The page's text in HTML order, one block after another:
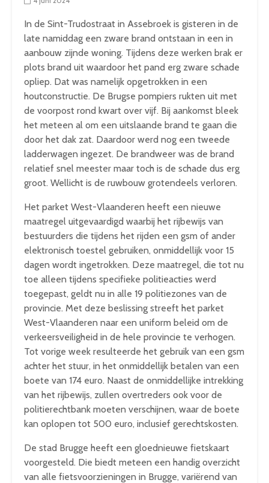
In de Sint-Trudostraat in Assebroek is gisteren in de
late namiddag een zware brand ontstaan in een in
aanbouw zijnde woning. Tijdens deze werken brak er
plots brand uit waardoor het pand erg zware schade
opliep. Dat was namelijk opgetrokken in een
houtconstructie. De Brugse pompiers rukten uit met
de voorpost rond kwart over vijf. Bij aankomst bleek
het meteen al om een uitslaande brand te gaan die
door het dak zat. Daardoor werd nog een tweede
ladderwagen ingezet. De brandweer was de brand
relatief snel meester maar toch is de schade dus erg
groot. Wellicht is de ruwbouw grotendeels verloren.
Het parket West-Vlaanderen heeft een nieuwe
maatregel uitgevaardigd waarbij het rijbewijs van
bestuurders die tijdens het rijden een gsm of ander
elektronisch toestel gebruiken, onmiddellijk voor 15
dagen wordt ingetrokken. Deze maatregel, die tot nu
toe alleen tijdens specifieke politieacties werd
toegepast, geldt nu in alle 19 politiezones van de
provincie. Met deze beslissing streeft het parket
West-Vlaanderen naar een uniform beleid om de
verkeersveiligheid in de hele provincie te verhogen.
Tot vorige week resulteerde het gebruik van een gsm
achter het stuur, in het onmiddellijk betalen van een
boete van 174 euro. Naast de onmiddellijke intrekking
van het rijbewijs, zullen overtreders ook voor de
politierechtbank moeten verschijnen, waar de boete
kan oplopen tot 500 euro, inclusief gerechtskosten.
De stad Brugge heeft een gloednieuwe fietskaart
voorgesteld. Die biedt meteen een handig overzicht
van alle fietsvoorzieningen in Brugge, variërend van